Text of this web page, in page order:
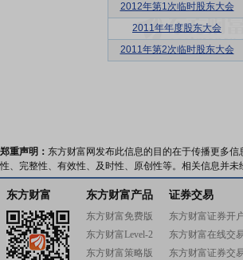
2012年第1次临时股东大会
2011年年度股东大会
2011年第2次临时股东大会
郑重声明： 东方财富网发布此信息的目的在于传播更多
性、完整性、有效性、及时性、原创性等。相关信息并
东方财富 东方财富产品
东方财富免费版
东方财富Level-2
东方财富策略版
证券交易
东方财富证券开
东方财富在线交
东方财富证券交